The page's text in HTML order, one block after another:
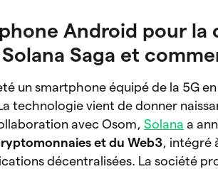
Android pour la
Solana Saga et
un smartphone équipé de la 5G
technologie vient de donner
avec Osom,Solana a
et du Web3, intégré
décentralisées. La société